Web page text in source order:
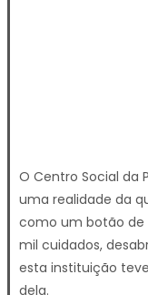
O Centro Social da
uma realidade da
como um botão de
mil cuidados,
esta instituição
dela.